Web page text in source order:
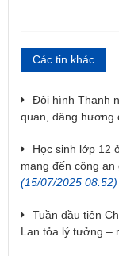
Các tin khác
Đội hình Thanh
quan, dâng hương
Học sinh lớp 12
mang đến công
(15/07/2025 08:52)
Tuần đầu tiên
Lan tỏa lý tưởng –